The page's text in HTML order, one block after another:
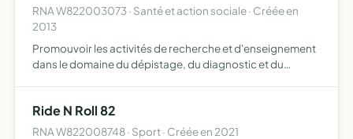
RNA W822003073 · Santé et action sociale · Créée en
2013
Promouvoir les activités de recherche et d'enseignement
dans le domaine du dépistage, du diagnostic et du
Ride N Roll 82
RNA W822008748 · Sport · Créée en 2021